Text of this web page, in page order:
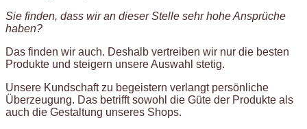
Sie finden, dass wir an dieser Stelle sehr hohe Ansprüche
haben?
Das finden wir auch. Deshalb vertreiben wir nur die besten
Produkte und steigern unsere Auswahl stetig.
Unsere Kundschaft zu begeistern verlangt persönliche
Überzeugung. Das betrifft sowohl die Güte der Produkte als
auch die Gestaltung unseres Shops.